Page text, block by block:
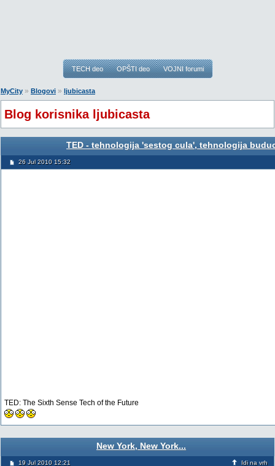
TECH deo OPŠTI deo VOJNI forumi
MyCity » Blogovi » ljubicasta
Blog korisnika ljubicasta
TED - tehnologija 'sestog cula', tehnologija
26 Jul 2010 15:32
TED: The Sixth Sense Tech of the Future
New York, New York...
19 Jul 2010 12:21 Idi na vrh